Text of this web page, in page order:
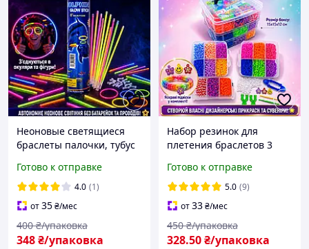
Неоновые светящиеся
браслеты палочки, тубус
Готово к отправке
4.0 (1)
от35₴/мес
348₴/упаковка
400 ₴/упаковка
Набор резинок для
плетения браслетов 3
трехэтажный кейс
органайзер со станком и
крючками
Готово к отправке
5.0 (9)
от33₴/мес
328.50₴/упаковка
450 ₴/упаковка